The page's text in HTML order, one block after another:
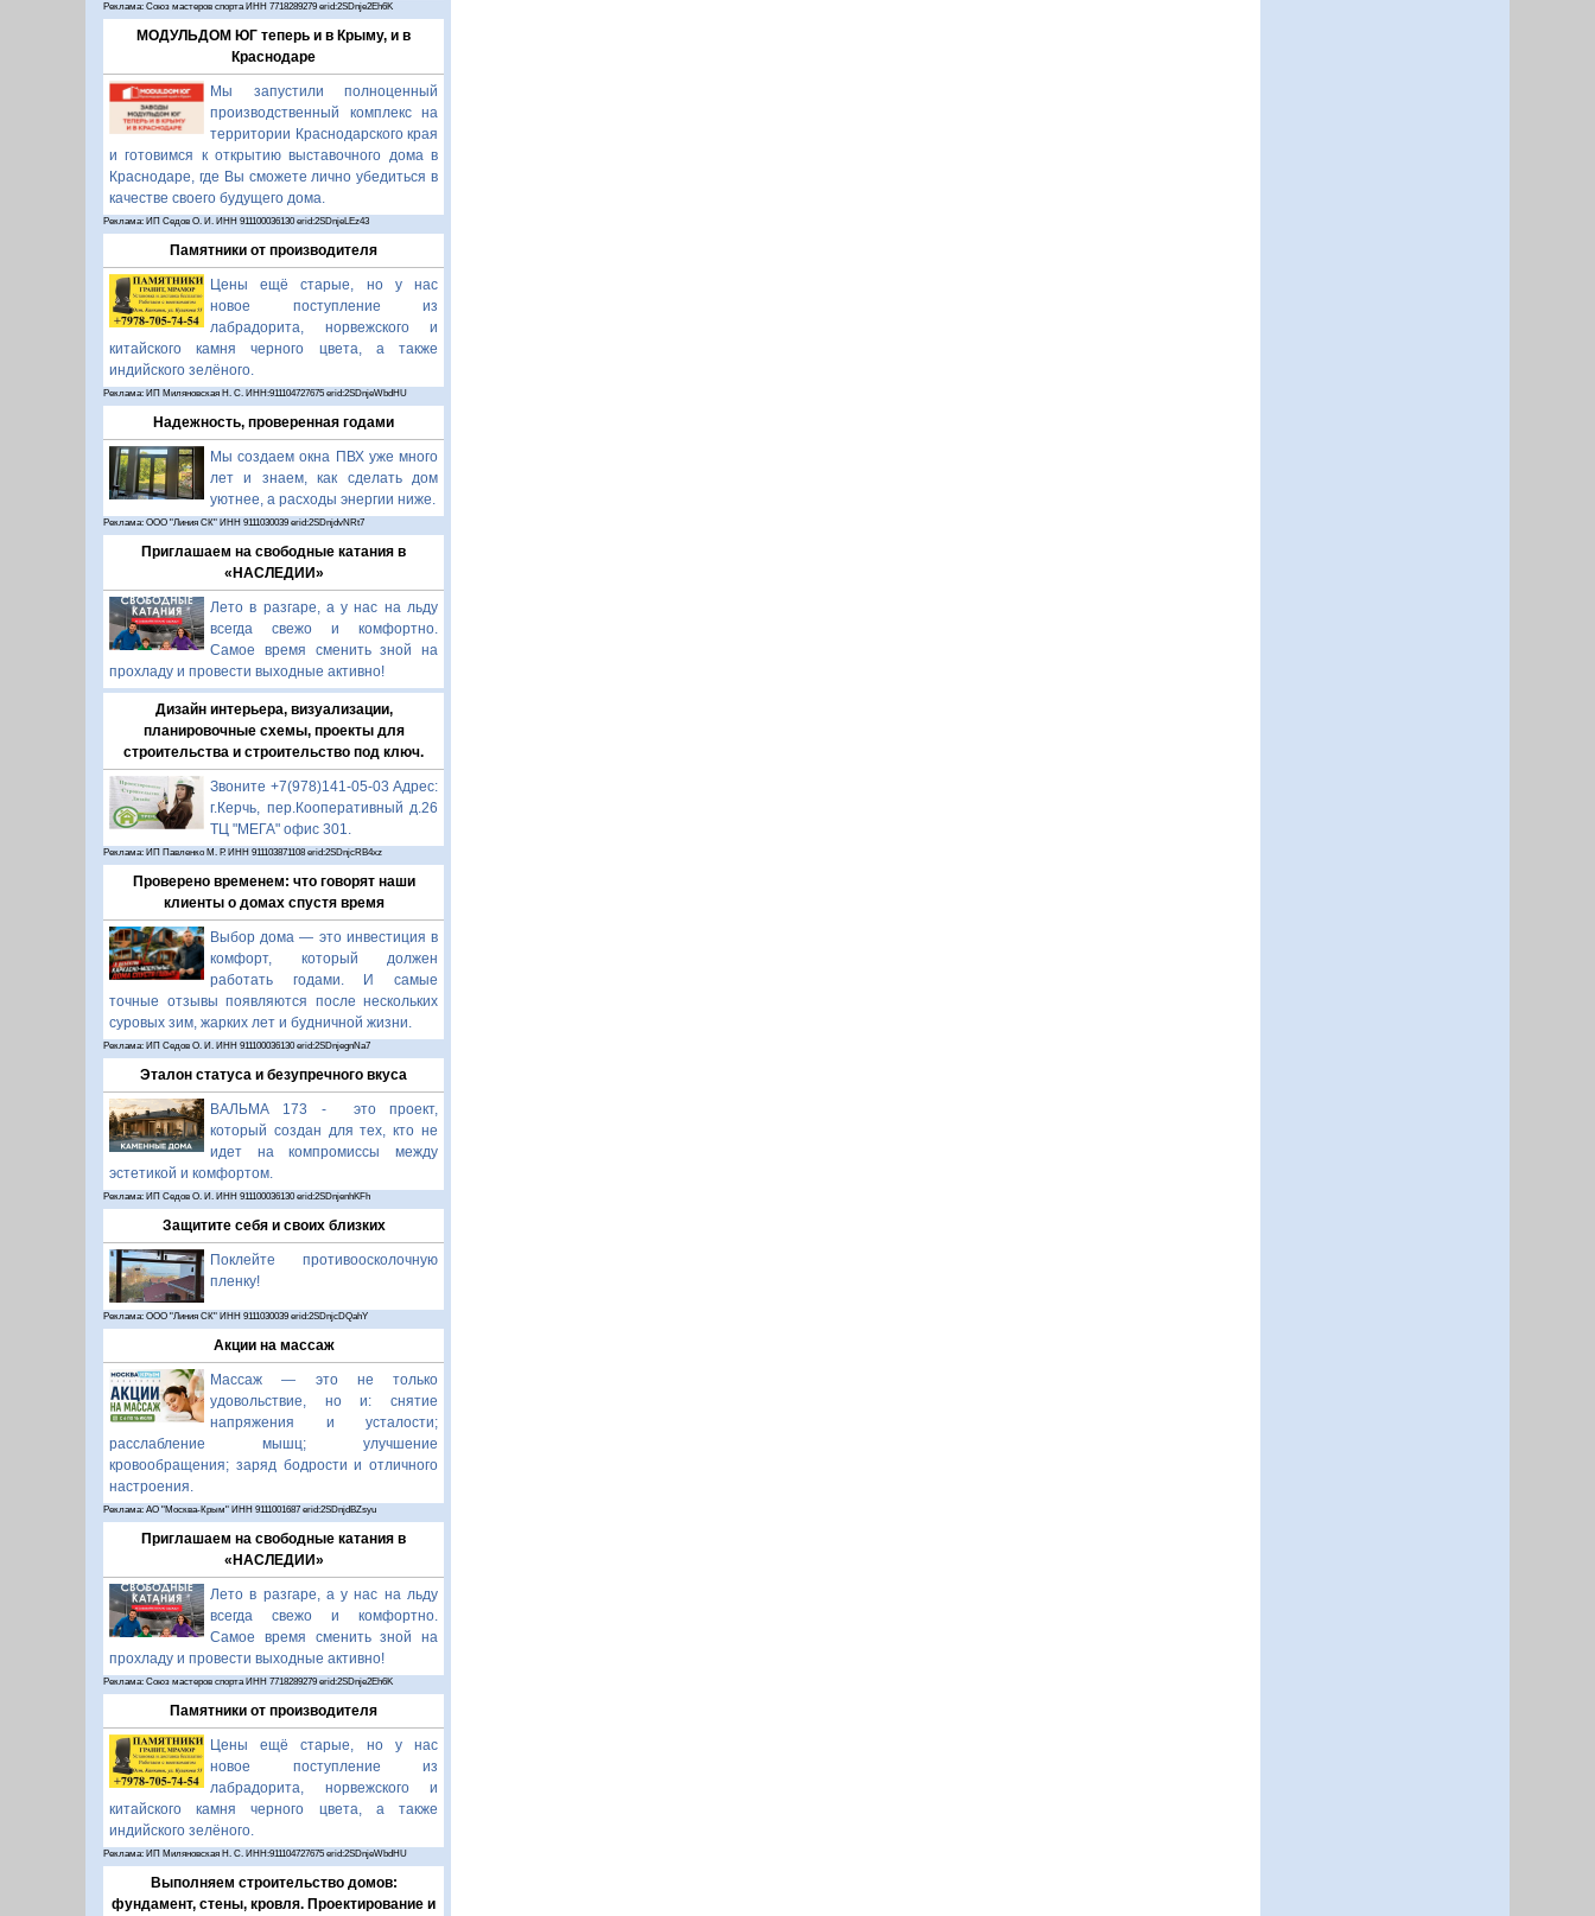
Реклама: Союз мастеров спорта ИНН 7718289279 erid:2SDnje2Eh6K
МОДУЛЬДОМ ЮГ теперь и в Крыму, и в
Краснодаре
Мы запустили полноценный
производственный комплекс на
территории Краснодарского края
и готовимся к открытию выставочного дома в
Краснодаре, где Вы сможете лично убедиться в
качестве своего будущего дома.
Реклама: ИП Седов О. И. ИНН 911100036130 erid:2SDnjeLEz43
Памятники от производителя
Цены ещё старые, но у нас
новое поступление из
лабрадорита, норвежского и
китайского камня черного цвета, а также
индийского зелёного.
Реклама: ИП Миляновская Н. С. ИНН:911104727675 erid:2SDnjeWbdHU
Надежность, проверенная годами
Мы создаем окна ПВХ уже много
лет и знаем, как сделать дом
уютнее, а расходы энергии ниже.
Реклама: ООО "Линия СК" ИНН 9111030039 erid:2SDnjdvNRt7
Приглашаем на свободные катания в
«НАСЛЕДИИ»
Лето в разгаре, а у нас на льду
всегда свежо и комфортно.
Самое время сменить зной на
прохладу и провести выходные активно!
Дизайн интерьера, визуализации,
планировочные схемы, проекты для
строительства и строительство под ключ.
Звоните +7(978)141-05-03 Адрес:
г.Керчь, пер.Кооперативный д.26
ТЦ "МЕГА" офис 301.
Реклама: ИП Павленко М. Р. ИНН 911103871108 erid:2SDnjcRB4xz
Проверено временем: что говорят наши
клиенты о домах спустя время
Выбор дома — это инвестиция в
комфорт, который должен
работать годами. И самые
точные отзывы появляются после нескольких
суровых зим, жарких лет и будничной жизни.
Реклама: ИП Седов О. И. ИНН 911100036130 erid:2SDnjegnNa7
Эталон статуса и безупречного вкуса
ВАЛЬМА 173 - это проект,
который создан для тех, кто не
идет на компромиссы между
эстетикой и комфортом.
Реклама: ИП Седов О. И. ИНН 911100036130 erid:2SDnjenhKFh
Защитите себя и своих близких
Поклейте противоосколочную
пленку!
Реклама: ООО "Линия СК" ИНН 9111030039 erid:2SDnjcDQahY
Акции на массаж
Массаж — это не только
удовольствие, но и: снятие
напряжения и усталости;
расслабление мышц; улучшение
кровообращения; заряд бодрости и отличного
настроения.
Реклама: АО "Москва-Крым" ИНН 9111001687 erid:2SDnjdBZsyu
Приглашаем на свободные катания в
«НАСЛЕДИИ»
Лето в разгаре, а у нас на льду
всегда свежо и комфортно.
Самое время сменить зной на
прохладу и провести выходные активно!
Реклама: Союз мастеров спорта ИНН 7718289279 erid:2SDnje2Eh6K
Памятники от производителя
Цены ещё старые, но у нас
новое поступление из
лабрадорита, норвежского и
китайского камня черного цвета, а также
индийского зелёного.
Реклама: ИП Миляновская Н. С. ИНН:911104727675 erid:2SDnjeWbdHU
Выполняем строительство домов:
фундамент, стены, кровля. Проектирование и